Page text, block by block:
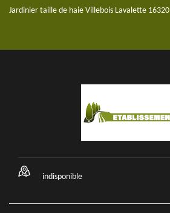
Jardinier taille de haie Villebois Lavalette 16320
indisponible